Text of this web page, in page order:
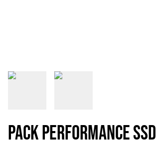
Pack Performance SSD